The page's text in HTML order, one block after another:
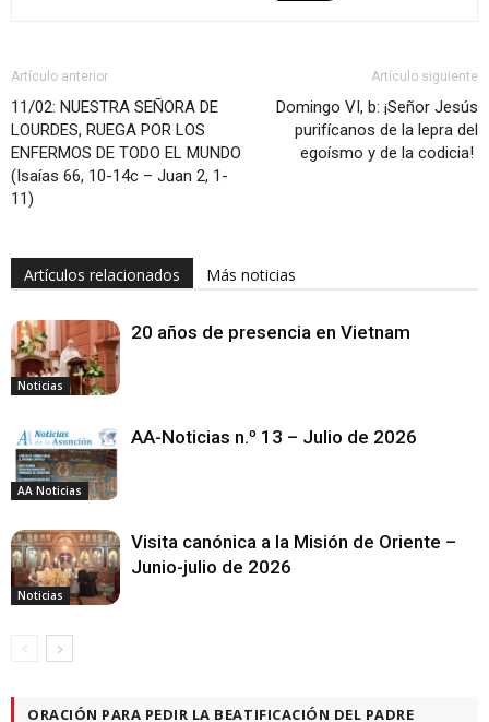
Artículo anterior
11/02: NUESTRA SEÑORA DE
LOURDES, RUEGA POR LOS
ENFERMOS DE TODO EL MUNDO
(Isaías 66, 10-14c – Juan 2, 1-
11)
Artículo siguiente
Domingo VI, b: ¡Señor Jesús
purifícanos de la lepra del
egoísmo y de la codicia!
Artículos relacionados Más noticias
Noticias
20 años de presencia en Vietnam
AA Noticias
AA-Noticias n.º 13 – Julio de 2026
Noticias
Visita canónica a la Misión de Oriente –
Junio-julio de 2026
ORACIÓN PARA PEDIR LA BEATIFICACIÓN DEL PADRE